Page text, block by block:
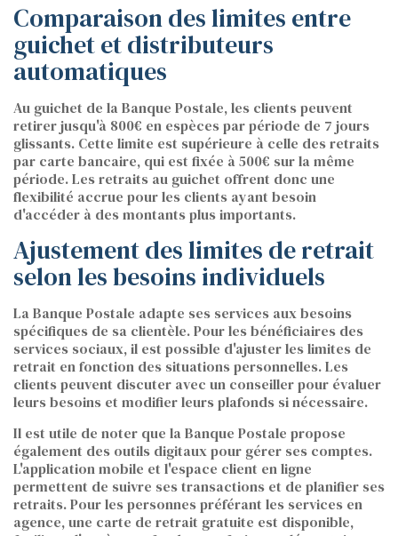
Comparaison des limites entre
guichet et distributeurs
automatiques
Au guichet de la Banque Postale, les clients peuvent
retirer jusqu'à 800€ en espèces par période de 7 jours
glissants. Cette limite est supérieure à celle des retraits
par carte bancaire, qui est fixée à 500€ sur la même
période. Les retraits au guichet offrent donc une
flexibilité accrue pour les clients ayant besoin
d'accéder à des montants plus importants.
Ajustement des limites de retrait
selon les besoins individuels
La Banque Postale adapte ses services aux besoins
spécifiques de sa clientèle. Pour les bénéficiaires des
services sociaux, il est possible d'ajuster les limites de
retrait en fonction des situations personnelles. Les
clients peuvent discuter avec un conseiller pour évaluer
leurs besoins et modifier leurs plafonds si nécessaire.
Il est utile de noter que la Banque Postale propose
également des outils digitaux pour gérer ses comptes.
L'application mobile et l'espace client en ligne
permettent de suivre ses transactions et de planifier ses
retraits. Pour les personnes préférant les services en
agence, une carte de retrait gratuite est disponible,